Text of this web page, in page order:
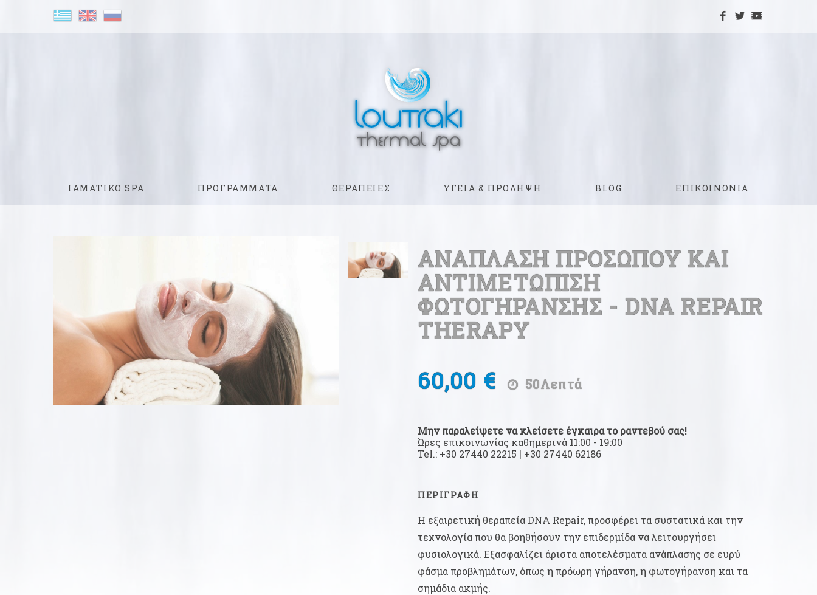
ΙΑΜΑΤΙΚΟ SPA ΠΡΟΓΡΑΜΜΑΤΑ ΘΕΡΑΠΕΙΕΣ ΥΓΕΙΑ & ΠΡΟΛΗΨΗ BLOG ΕΠΙΚΟΙΝΩΝΙΑ
ΑΝΑΠΛΑΣΗ ΠΡΟΣΩΠΟΥ ΚΑΙ
ΑΝΤΙΜΕΤΩΠΙΣΗ
ΦΩΤΟΓΗΡΑΝΣΗΣ - DNA REPAIR
THERAPY
60,00 €
50Λεπτά
Μην παραλείψετε να κλείσετε έγκαιρα το ραντεβού σας!
Ώρες επικοινωνίας καθημερινά 11:00 - 19:00
Tel.: +30 27440 22215 | +30 27440 62186
ΠΕΡΙΓΡΑΦΗ
Η εξαιρετική θεραπεία DNA Repair, προσφέρει τα συστατικά και την
τεχνολογία που θα βοηθήσουν την επιδερμίδα να λειτουργήσει
φυσιολογικά. Εξασφαλίζει άριστα αποτελέσματα ανάπλασης σε ευρύ
φάσμα προβλημάτων, όπως η πρόωρη γήρανση, η φωτογήρανση και τα
σημάδια ακμής.